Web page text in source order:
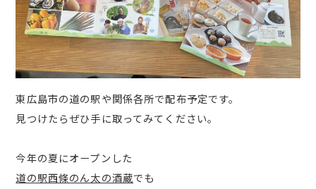
東広島市の道の駅や関係各所で配布予定です。
見つけたらぜひ手に取ってみてください。
今年の夏にオープンした
道の駅西條のん太の酒蔵でも